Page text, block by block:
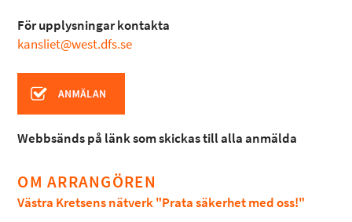
För upplysningar kontakta
kansliet@west.dfs.se
Webbsänds på länk som skickas till alla anmälda
OM ARRANGÖREN
Västra Kretsens nätverk "Prata säkerhet med oss!"